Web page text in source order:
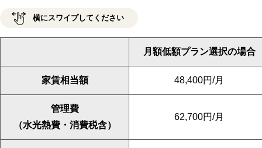
月額低額プラン選択の場合
家賃相当額 48,400円/月
管理費
（水光熱費・消費税含）
62,700円/月